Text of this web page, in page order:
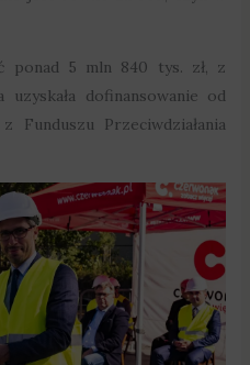
ponad 5 mln 840 tys. zł, z
dofinansowanie od
Funduszu Przeciwdziałania